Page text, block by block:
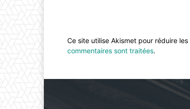
Ce site utilise Akismet pour réduire les
commentaires sont traitées.